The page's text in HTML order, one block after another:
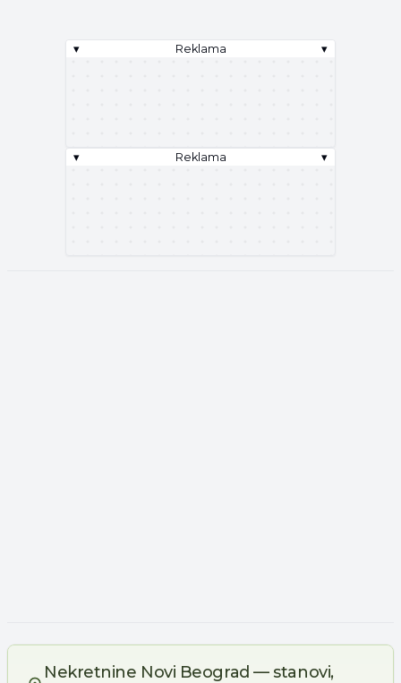
▾ Reklama ▾
▾ Reklama ▾
Nekretnine Novi Beograd — stanovi,